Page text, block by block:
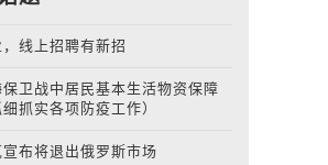
线上招聘有新招
卫战中居民基本生活物资保障
抓实各项防疫工作）
宣布将退出俄罗斯市场